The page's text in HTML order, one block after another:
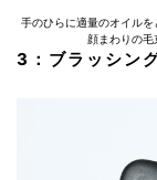
手のひらに適量のオイル
顔まわりの毛
3：ブラッシン